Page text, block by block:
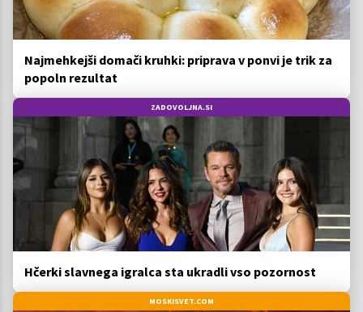
Najmehkejši domači kruhki: priprava v ponvi je trik za
popoln rezultat
ZADOVOLJNA.SI
Hčerki slavnega igralca sta ukradli vso pozornost
MOSKISVET.COM